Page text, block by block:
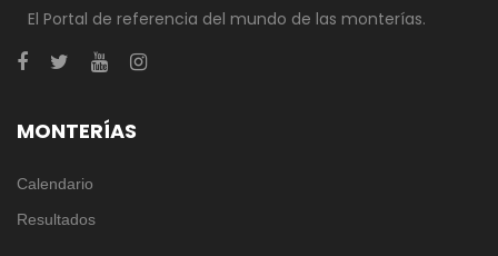
El Portal de referencia del mundo de las monterías.
MONTERÍAS
Calendario
Resultados